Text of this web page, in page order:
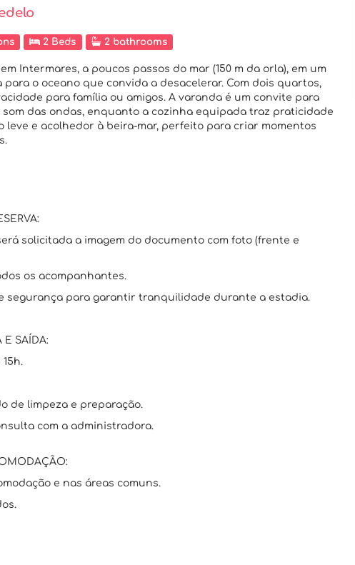
2 Beds 2 bathrooms
Intermares, a poucos passos do mar (150 m da orla), em um
o oceano que convida a desacelerar. Com dois quartos,
para família ou amigos. A varanda é um convite para
das ondas, enquanto a cozinha equipada traz praticidade
leve e acolhedor à beira-mar, perfeito para criar momentos
solicitada a imagem do documento com foto (frente e
os acompanhantes.
segurança para garantir tranquilidade durante a estadia.
E SAÍDA:
de limpeza e preparação.
com a administradora.
e nas áreas comuns.